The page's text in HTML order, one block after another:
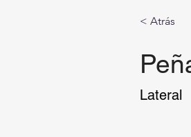
< Atrás
Lateral